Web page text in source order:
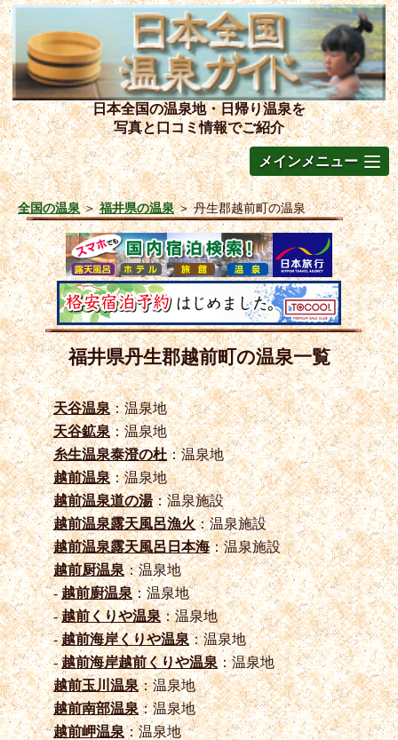
日本全国の温泉地・日帰り温泉を
写真と口コミ情報でご紹介
メインメニュー
全国の温泉＞福井県の温泉＞丹生郡越前町の温泉
福井県丹生郡越前町の温泉一覧
天谷温泉：温泉地
天谷鉱泉：温泉地
糸生温泉泰澄の杜：温泉地
越前温泉：温泉地
越前温泉道の湯：温泉施設
越前温泉露天風呂漁火：温泉施設
越前温泉露天風呂日本海：温泉施設
越前厨温泉：温泉地
-越前廚温泉：温泉地
-越前くりや温泉：温泉地
-越前海岸くりや温泉：温泉地
-越前海岸越前くりや温泉：温泉地
越前玉川温泉：温泉地
越前南部温泉：温泉地
越前岬温泉：温泉地